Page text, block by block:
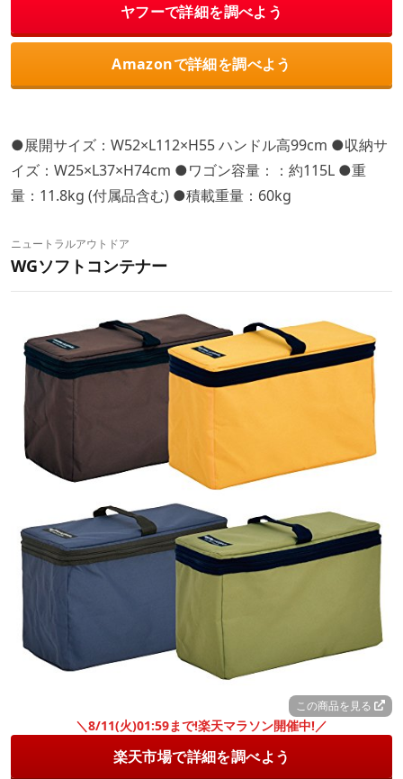
ヤフーで詳細を調べよう
Amazonで詳細を調べよう
●展開サイズ：W52×L112×H55 ハンドル高99cm ●収納サ
イズ：W25×L37×H74cm ●ワゴン容量：：約115L ●重
量：11.8kg (付属品含む) ●積載重量：60kg
ニュートラルアウトドア
WGソフトコンテナー
この商品を見る
＼8/11(火)01:59まで!楽天マラソン開催中!／
楽天市場で詳細を調べよう